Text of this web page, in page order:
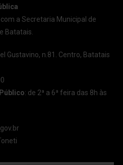
a Secretaria Municipal de
Batatais.
Gustavino, n.81. Centro, Batatais
: de 2ª a 6ª feira das 8h às